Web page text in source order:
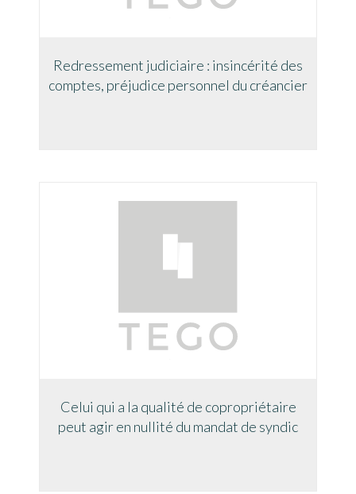
Redressement judiciaire : insincérité des
comptes, préjudice personnel du créancier
Celui qui a la qualité de copropriétaire
peut agir en nullité du mandat de syndic